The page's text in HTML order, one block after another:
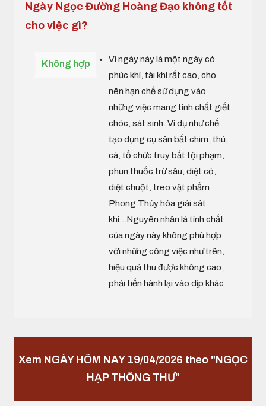
Ngày Ngọc Đường Hoàng Đạo không tốt
cho việc gì?
Không hợp
Vì ngày này là một ngày có
phúc khí, tài khí rất cao, cho
nên hạn chế sử dụng vào
những việc mang tính chất giết
chóc, sát sinh. Ví dụ như chế
tạo dụng cụ săn bắt chim, thú,
cá, tổ chức truy bắt tội phạm,
phun thuốc trừ sâu, diệt cỏ,
diệt chuột, treo vật phẩm
Phong Thủy hóa giải sát
khí...Nguyên nhân là tính chất
của ngày này không phù hợp
với những công việc như trên,
hiệu quả thu được không cao,
phải tiến hành lại vào dịp khác
Xem NGÀY HÔM NAY 19/04/2026 theo "NGỌC
HẠP THÔNG THƯ"